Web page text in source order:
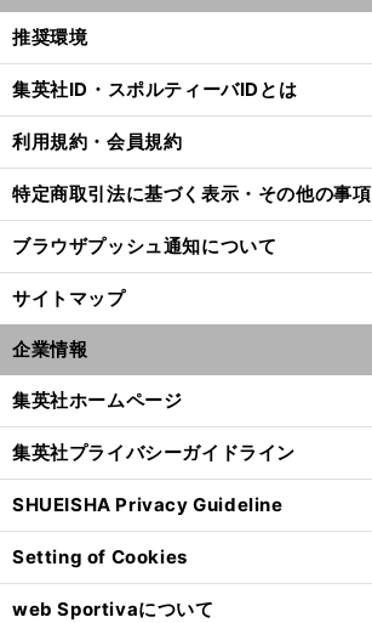
推奨環境
集英社ID・スポルティーバIDとは
利用規約・会員規約
特定商取引法に基づく表示・その他の事項
ブラウザプッシュ通知について
サイトマップ
企業情報
集英社ホームページ
集英社プライバシーガイドライン
SHUEISHA Privacy Guideline
Setting of Cookies
web Sportivaについて